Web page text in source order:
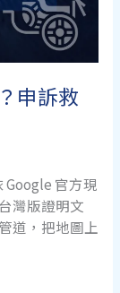
申訴救
官方現
灣版證明文
道，把地圖上